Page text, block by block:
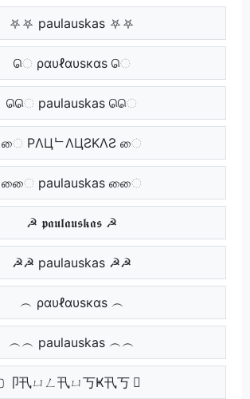
⛧⛧ paulauskas ⛧⛧
ெ ραυℓαυѕкαѕ ெ
ெெ paulauskas ெெ
ை PΛЦᄂΛЦƧKΛƧ ை
ைை paulauskas ைை
☭ 𝖕𝖆𝖚𝖑𝖆𝖚𝖘𝖐𝖆𝖘 ☭
☭☭ paulauskas ☭☭
︵ ραυℓαυѕкαѕ ︵
︵︵ paulauskas ︵︵
⃢ 卩卂ㄩㄥ卂ㄩ丂Ҝ卂丂 ⃢